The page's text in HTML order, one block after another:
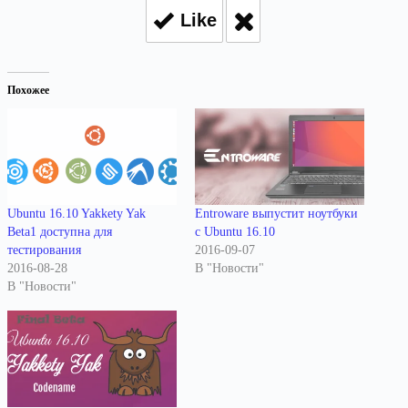
Like
Похожее
Ubuntu 16.10 Yakkety Yak
Beta1 доступна для
тестирования
2016-08-28
В "Новости"
Entroware выпустит ноутбуки
с Ubuntu 16.10
2016-09-07
В "Новости"